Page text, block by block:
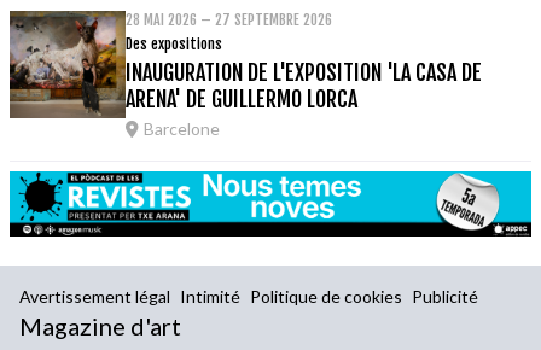
28 MAI 2026 – 27 SEPTEMBRE 2026
Des expositions
INAUGURATION DE L'EXPOSITION 'LA CASA DE
ARENA' DE GUILLERMO LORCA
Barcelone
Avertissement légal Intimité Politique de cookies Publicité
Magazine d'art